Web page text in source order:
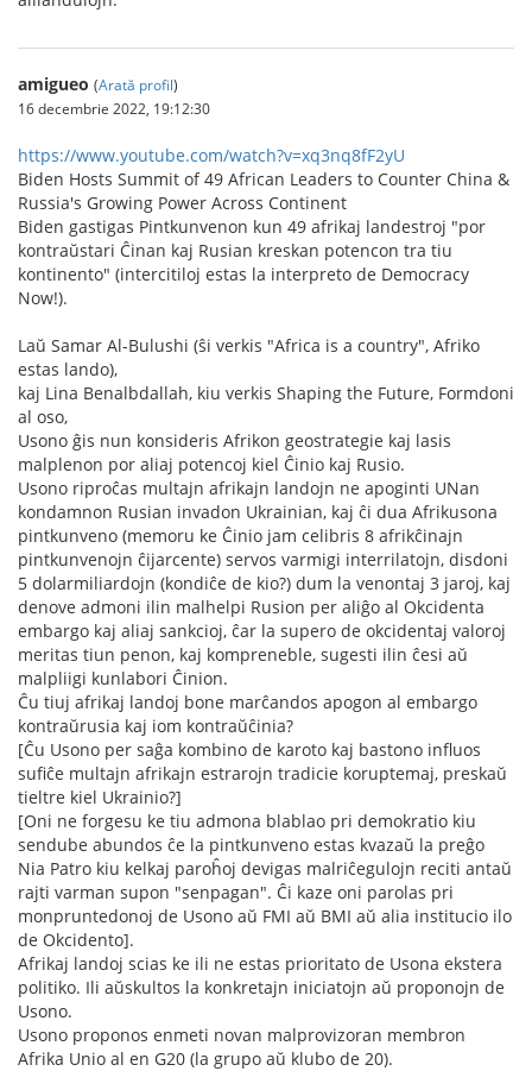
amigueo (Arată profil)
16 decembrie 2022, 19:12:30
https://www.youtube.com/watch?v=xq3nq8fF2yU
Biden Hosts Summit of 49 African Leaders to Counter China &
Russia's Growing Power Across Continent
Biden gastigas Pintkunvenon kun 49 afrikaj landestroj "por
kontraŭstari Ĉinan kaj Rusian kreskan potencon tra tiu
kontinento" (intercitiloj estas la interpreto de Democracy
Now!).
Laŭ Samar Al-Bulushi (ŝi verkis "Africa is a country", Afriko
estas lando),
kaj Lina Benalbdallah, kiu verkis Shaping the Future, Formdoni
al oso,
Usono ĝis nun konsideris Afrikon geostrategie kaj lasis
malplenon por aliaj potencoj kiel Ĉinio kaj Rusio.
Usono riproĉas multajn afrikajn landojn ne apoginti UNan
kondamnon Rusian invadon Ukrainian, kaj ĉi dua Afrikusona
pintkunveno (memoru ke Ĉinio jam celibris 8 afrikĉinajn
pintkunvenojn ĉijarcente) servos varmigi interrilatojn, disdoni
5 dolarmiliardojn (kondiĉe de kio?) dum la venontaj 3 jaroj, kaj
denove admoni ilin malhelpi Rusion per aliĝo al Okcidenta
embargo kaj aliaj sankcioj, ĉar la supero de okcidentaj valoroj
meritas tiun penon, kaj kompreneble, sugesti ilin ĉesi aŭ
malpliigi kunlabori Ĉinion.
Ĉu tiuj afrikaj landoj bone marĉandos apogon al embargo
kontraŭrusia kaj iom kontraŭĉinia?
[Ĉu Usono per saĝa kombino de karoto kaj bastono influos
sufiĉe multajn afrikajn estrarojn tradicie koruptemaj, preskaŭ
tieltre kiel Ukrainio?]
[Oni ne forgesu ke tiu admona blablao pri demokratio kiu
sendube abundos ĉe la pintkunveno estas kvazaŭ la preĝo
Nia Patro kiu kelkaj paroĥoj devigas malriĉegulojn reciti antaŭ
rajti varman supon "senpagan". Ĉi kaze oni parolas pri
monpruntedonoj de Usono aŭ FMI aŭ BMI aŭ alia institucio ilo
de Okcidento].
Afrikaj landoj scias ke ili ne estas prioritato de Usona ekstera
politiko. Ili aŭskultos la konkretajn iniciatojn aŭ proponojn de
Usono.
Usono proponos enmeti novan malprovizoran membron
Afrika Unio al en G20 (la grupo aŭ klubo de 20).